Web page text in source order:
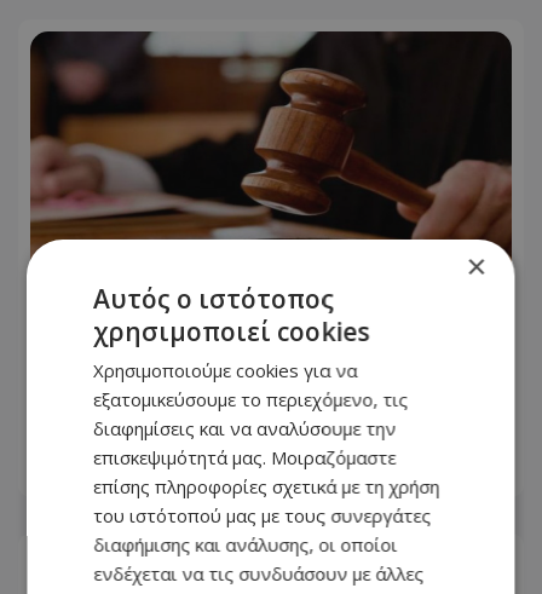
Εφετείο: Απορρίφθηκε η έφεση
26χρονου που κατηγορείται για
εισαγωγή παπαρούνας οπίου
06.08.2026 - 13:26
×
Αυτός ο ιστότοπος
χρησιμοποιεί cookies
Χρησιμοποιούμε cookies για να
εξατομικεύσουμε το περιεχόμενο, τις
διαφημίσεις και να αναλύσουμε την
επισκεψιμότητά μας. Μοιραζόμαστε
επίσης πληροφορίες σχετικά με τη χρήση
του ιστότοπού μας με τους συνεργάτες
διαφήμισης και ανάλυσης, οι οποίοι
ενδέχεται να τις συνδυάσουν με άλλες